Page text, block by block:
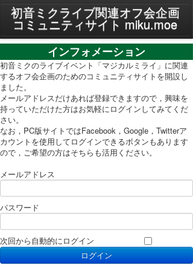
MENU
プライバシーポリシー
利用規約
PC表示に切り替え
初音ミクライブ関連オフ会企画
コミュニティサイト miku.moe
インフォメーション
初音ミクのライブイベント「マジカルミライ」に関連
するオフ会企画のためのコミュニティサイトを開設し
ました。
メールアドレスだけあれば登録できますので，興味を
持っていただけた方はお気軽にログインしてみてくだ
さい。
なお，PC版サイトではFacebook，Google，Twitterア
カウントを使用してログインできるボタンもあります
ので，ご希望の方はそちらも活用ください。
メールアドレス
パスワード
次回から自動的にログイン